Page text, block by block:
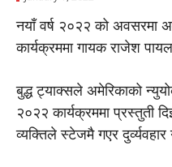
नयाँ वर्ष २०२२ को अवसरमा
कार्यक्रममा गायक राजेश पायल
बुद्ध ट्याक्सले अमेरिकाको
२०२२ कार्यक्रममा प्रस्तुती
व्यक्तिले स्टेजमै गएर